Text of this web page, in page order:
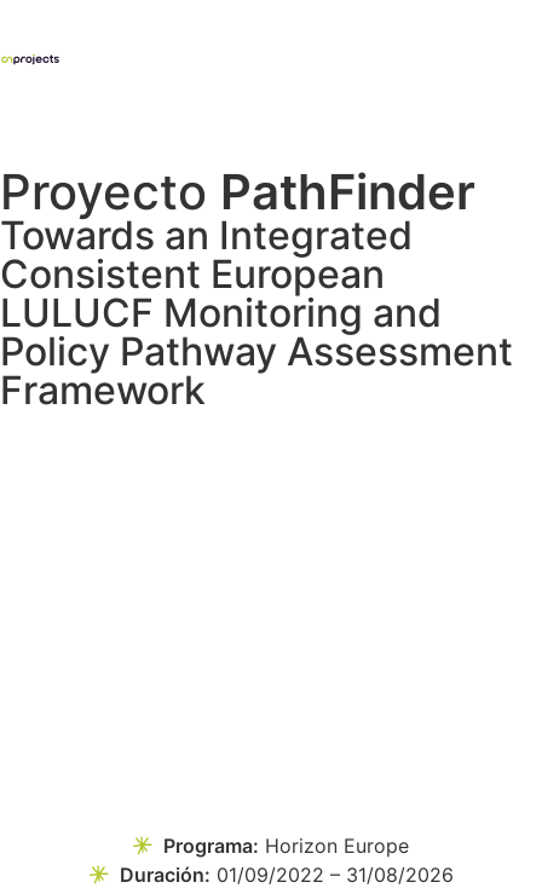
Proyecto PathFinder
Towards an Integrated
Consistent European
LULUCF Monitoring and
Policy Pathway Assessment
Framework
Programa: Horizon Europe
Duración: 01/09/2022 – 31/08/2026